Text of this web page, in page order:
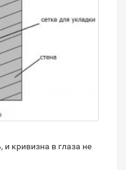
кривизна в глаза не